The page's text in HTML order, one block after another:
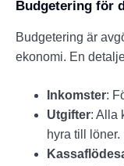
Budgetering för
Budgetering är
ekonomi. En
Inkomster:
Utgifter: Alla
hyra till löner.